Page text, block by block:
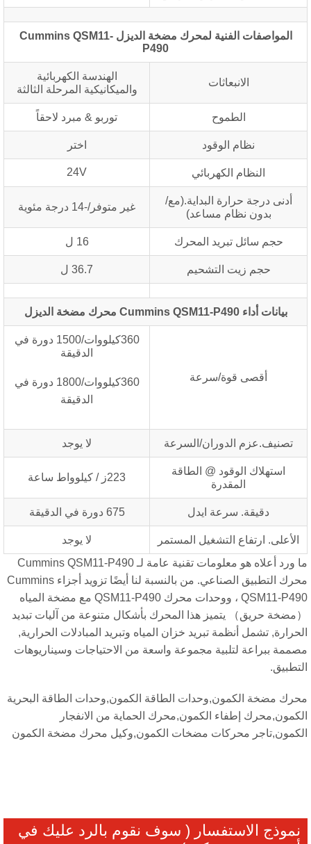
المواصفات الفنية لمحرك مضخة الديزل Cummins QSM11-
P490
الانبعاثات
الهندسة الكهربائية
والميكانيكية المرحلة الثالثة
الطموح توربو & مبرد لاحقاً
نظام الوقود اختر
النظام الكهربائي 24V
أدنى درجة حرارة البداية.(مع/
بدون نظام مساعد)
غير متوفر/-14 درجة مئوية
حجم سائل تبريد المحرك 16 ل
حجم زيت التشحيم 36.7 ل
بيانات أداء Cummins QSM11-P490 محرك مضخة الديزل
أقصى قوة/سرعة
360كيلووات/1500 دورة في
الدقيقة
360كيلووات/1800 دورة في
الدقيقة
تصنيف.عزم الدوران/السرعة لا يوجد
استهلاك الوقود @ الطاقة
المقدرة
223ز / كيلوواط ساعة
دقيقة. سرعة ايدل 675 دورة في الدقيقة
الأعلى. ارتفاع التشغيل المستمر
لا يوجد
ما ورد أعلاه هو معلومات تقنية عامة لـ Cummins QSM11-P490
محرك التطبيق الصناعي. من بالنسبة لنا أيضًا تزويد أجزاء Cummins
QSM11-P490 ، ووحدات محرك QSM11-P490 مع مضخة المياه
مضخة حريق） يتميز هذا المحرك بأشكال متنوعة من آليات تبديد
تشمل أنظمة تبريد خزان المياه وتبريد المبادلات الحرارية,
ببراعة لتلبية مجموعة واسعة من الاحتياجات وسيناريوهات
مضخة الكمون,وحدات الطاقة الكمون,وحدات الطاقة البحرية
إطفاء الكمون,محرك الحماية من الانفجار
محركات مضخات الكمون,وكيل محرك مضخة الكمون
نموذج الاستفسار ( سوف نقوم بالرد عليك في